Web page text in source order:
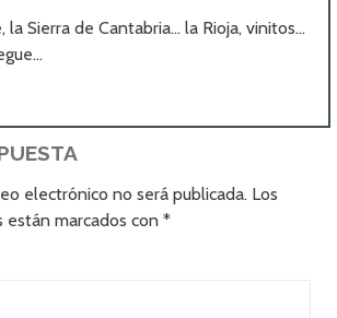
la Sierra de Cantabria… la Rioja, vinitos…
electrónico no será publicada. Los
están marcados con*